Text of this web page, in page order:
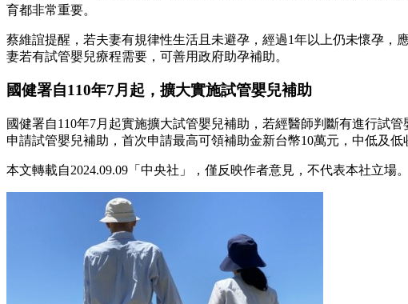
育都非常重要。
蔡維誼提醒，若夫妻有規律性生活且未避孕，經過1年以上仍未懷孕
妻若有試管嬰兒療程需要，可善用政府助孕補助。
國健署自110年7月起，擴大實施試管嬰兒補助
國健署自110年7月起實施擴大試管嬰兒補助，若經醫師判斷有進行試
申請試管嬰兒補助，首次申請最高可領補助金新台幣10萬元，中低及低
本文轉載自2024.09.09「中央社」，僅反映作者意見，不代表本社立場。